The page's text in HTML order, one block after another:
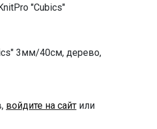
"Cubics"
3мм/40см, дерево,
войдите на сайт или